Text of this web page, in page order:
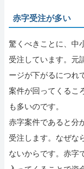
赤字受注が多い
驚くべきことに、中
受注しています。元
ージが下がるにつれ
案件が回ってくるこ
も多いのです。
赤字案件であると分
受注します。なぜな
ないからです。赤字